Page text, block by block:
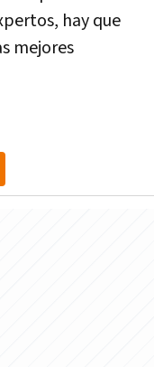
hay que
mejores